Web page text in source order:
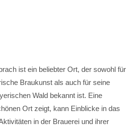
ist ein beliebter Ort, der sowohl für
Braukunst als auch für seine
Wald bekannt ist. Eine
Ort zeigt, kann Einblicke in das
in der Brauerei und ihrer